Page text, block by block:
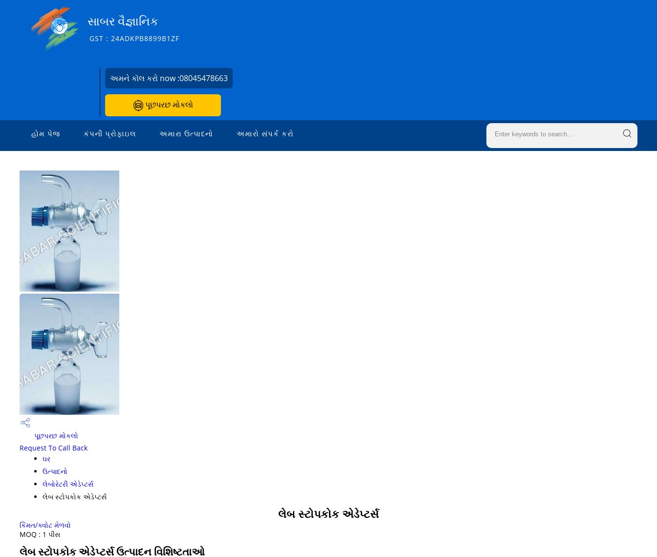
સાબર વૈજ્ઞાનિક
GST : 24ADKPB8899B1ZF
અમને કૉલ કરો now :08045478663
પૂછપરછ મોકલો
હોમ પેજ કંપની પ્રોફાઇલ અમારા ઉત્પાદનો અમારો સંપર્ક કરો
પૂછપરછ મોકલો
Request To Call Back
ઘર
ઉત્પાદનો
લેબોરેટરી એડેપ્ટર્સ
લેબ સ્ટોપકોક એડેપ્ટર્સ
લેબ સ્ટોપકોક એડેપ્ટર્સ
કિંમત/ક્વોટ મેળવો
MOQ : 1 પીસ
લેબ સ્ટોપકોક એડેપ્ટર્સ ઉત્પાદન વિશિષ્ટતાઓ